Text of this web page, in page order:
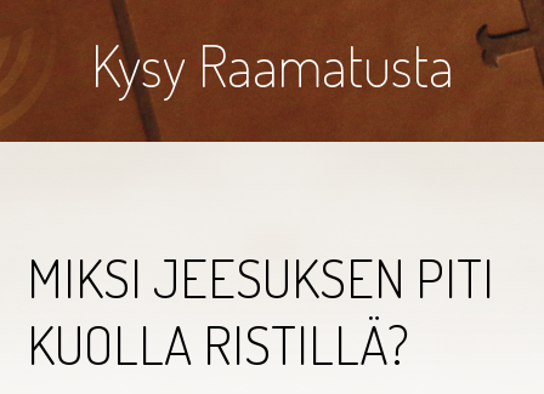
Kysy Raamatusta
MIKSI JEESUKSEN PITI
KUOLLA RISTILLÄ?